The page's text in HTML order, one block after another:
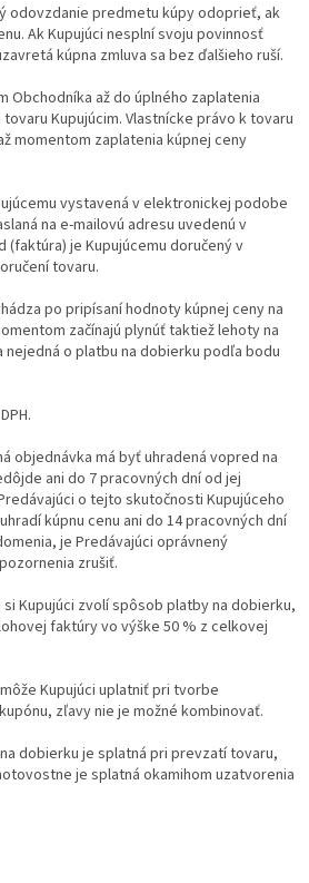
odovzdanie predmetu kúpy odoprieť, ak
Ak Kupujúci nesplní svoju povinnosť
kúpna zmluva sa bez ďalšieho ruší.
Obchodníka až do úplného zaplatenia
Kupujúcim. Vlastnícke právo k tovaru
momentom zaplatenia kúpnej ceny
vystavená v elektronickej podobe
na e-mailovú adresu uvedenú v
(faktúra) je Kupujúcemu doručený v
tovaru.
po pripísaní hodnoty kúpnej ceny na
začínajú plynúť taktiež lehoty na
o platbu na dobierku podľa bodu
objednávka má byť uhradená vopred na
ani do 7 pracovných dní od jej
o tejto skutočnosti Kupujúceho
kúpnu cenu ani do 14 pracovných dní
je Predávajúci oprávnený
zrušiť.
Kupujúci zvolí spôsob platby na dobierku,
faktúry vo výške 50 % z celkovej
Kupujúci uplatniť pri tvorbe
zľavy nie je možné kombinovať.
dobierku je splatná pri prevzatí tovaru,
je splatná okamihom uzatvorenia